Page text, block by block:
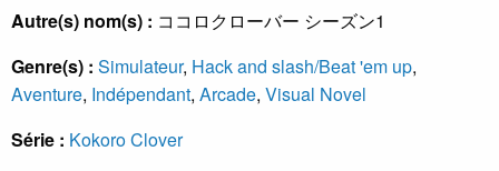
Autre(s) nom(s) : ココロクローバー シーズン1
Genre(s) : Simulateur, Hack and slash/Beat 'em up,
Aventure, Indépendant, Arcade, Visual Novel
Série : Kokoro Clover